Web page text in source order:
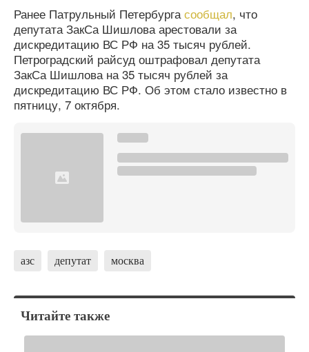
Ранее Патрульный Петербургасообщал, что
депутата ЗакСа Шишлова арестовали за
дискредитацию ВС РФ на 35 тысяч рублей.
Петроградский райсуд оштрафовал депутата
ЗакСа Шишлова на 35 тысяч рублей за
дискредитацию ВС РФ. Об этом стало известно в
пятницу, 7 октября.
азс депутат москва
Читайте также